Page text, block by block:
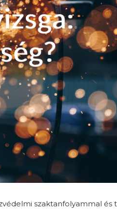
szaktanfolyammal és